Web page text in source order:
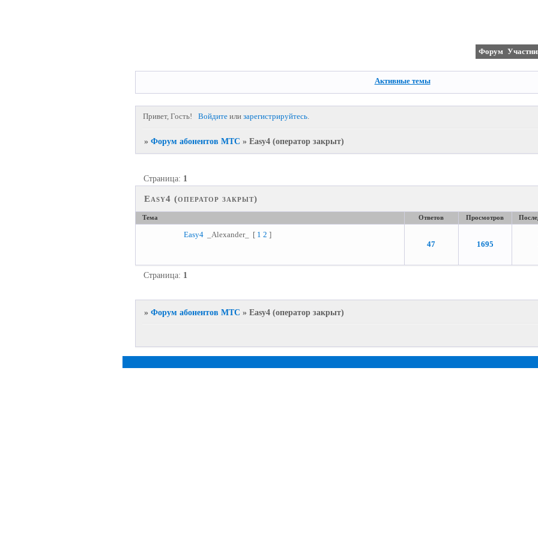
Форум
Активные темы
Привет, Гость! Войдитеили зарегистрируйтесь.
» Форум абонентов МТС » Easy4 (оператор закрыт)
Easy4 (оператор закрыт)
Страница: 1
Тема Ответов Просмотров
Easy4 _Alexander_ [ 1 2 ]
47
1695
Страница: 1
» Форум абонентов МТС » Easy4 (оператор закрыт)